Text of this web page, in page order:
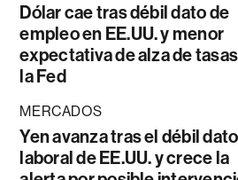
Dólar cae tras débil dato de
empleo en EE.UU. y menor
expectativa de alza de
la Fed
MERCADOS
Yen avanza tras el débil dato
laboral de EE.UU. y crece la